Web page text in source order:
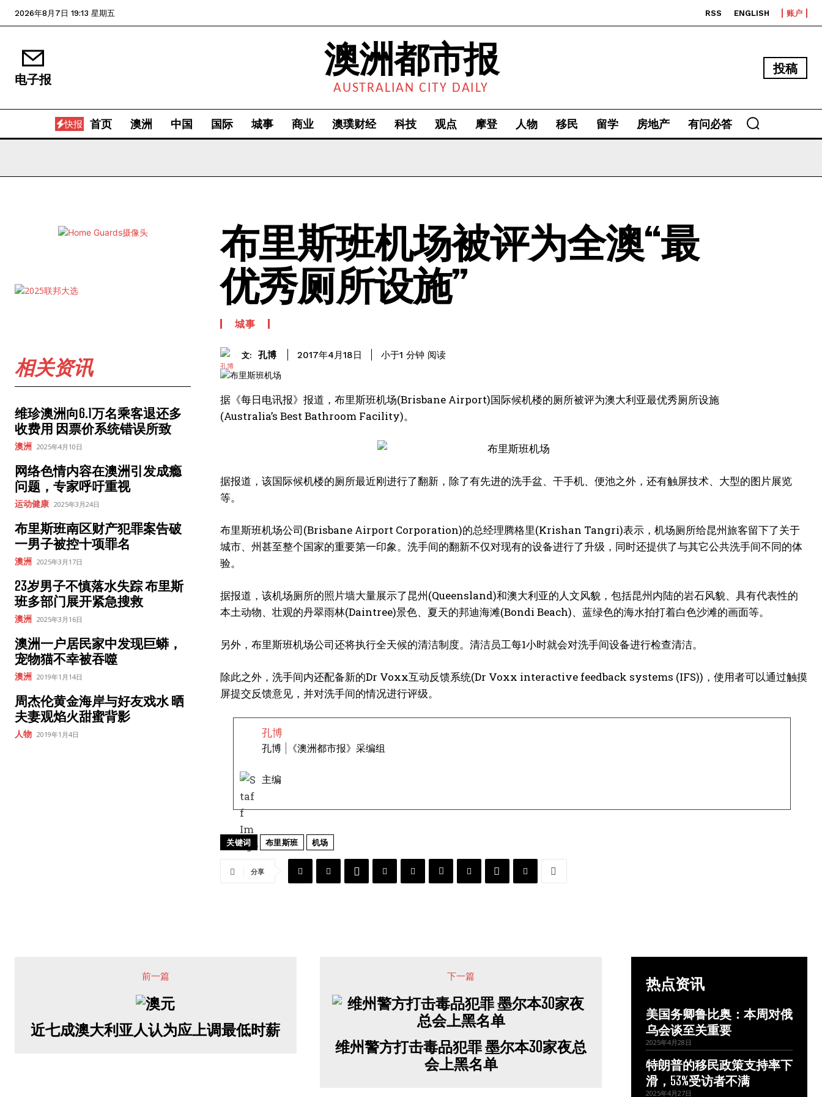
2026年8月7日 19:13 星期五 RSS ENGLISH 账户
电子报 澳洲都市报
AUSTRALIAN CITY DAILY
投稿
快报 首页 澳洲 中国 国际 城事 商业 澳璞财经 科技 观点 摩登 人物 移民 留学 房地产 有问必答
相关资讯
维珍澳洲向6.1万名乘客退还多
收费用 因票价系统错误所致
澳洲 2025年4月10日
网络色情内容在澳洲引发成瘾
问题，专家呼吁重视
运动健康 2025年3月24日
布里斯班南区财产犯罪案告破
一男子被控十项罪名
澳洲 2025年3月17日
23岁男子不慎落水失踪 布里斯
班多部门展开紧急搜救
澳洲 2025年3月16日
澳洲一户居民家中发现巨蟒，
宠物猫不幸被吞噬
澳洲 2019年1月14日
周杰伦黄金海岸与好友戏水 晒
夫妻观焰火甜蜜背影
人物 2019年1月4日
布里斯班机场被评为全澳“最
优秀厕所设施”
城事
文: 孔博 2017年4月18日 小于1 分钟 阅读
据《每日电讯报》报道，布里斯班机场(Brisbane Airport)国际候机楼的厕所被评为澳大利亚最优秀厕所设施
(Australia’s Best Bathroom Facility)。
据报道，该国际候机楼的厕所最近刚进行了翻新，除了有先进的洗手盆、干手机、便池之外，还有触屏技术、大型的图片展览
等。
布里斯班机场公司(Brisbane Airport Corporation)的总经理腾格里(Krishan Tangri)表示，机场厕所给昆州旅客留下了关于
城市、州甚至整个国家的重要第一印象。洗手间的翻新不仅对现有的设备进行了升级，同时还提供了与其它公共洗手间不同的体
验。
据报道，该机场厕所的照片墙大量展示了昆州(Queensland)和澳大利亚的人文风貌，包括昆州内陆的岩石风貌、具有代表性的
本土动物、壮观的丹翠雨林(Daintree)景色、夏天的邦迪海滩(Bondi Beach)、蓝绿色的海水拍打着白色沙滩的画面等。
另外，布里斯班机场公司还将执行全天候的清洁制度。清洁员工每1小时就会对洗手间设备进行检查清洁。
除此之外，洗手间内还配备新的Dr Voxx互动反馈系统(Dr Voxx interactive feedback systems (IFS))，使用者可以通过触摸
屏提交反馈意见，并对洗手间的情况进行评级。
孔博
孔博 |《澳洲都市报》采编组
主编
关键词 布里斯班 机场
分享
前一篇
近七成澳大利亚人认为应上调最低时薪
下一篇
维州警方打击毒品犯罪 墨尔本30家夜总
会上黑名单
热点资讯
美国务卿鲁比奥：本周对俄
乌会谈至关重要
2025年4月28日
特朗普的移民政策支持率下
滑，53%受访者不满
2025年4月27日